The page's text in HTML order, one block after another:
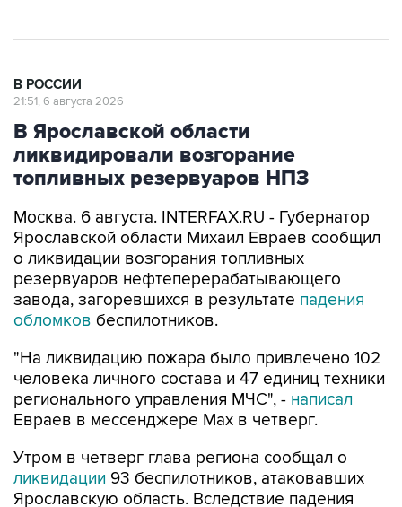
В РОССИИ
21:51, 6 августа 2026
В Ярославской области
ликвидировали возгорание
топливных резервуаров НПЗ
Москва. 6 августа. INTERFAX.RU - Губернатор
Ярославской области Михаил Евраев сообщил
о ликвидации возгорания топливных
резервуаров нефтеперерабатывающего
завода, загоревшихся в результате падения
обломков беспилотников.
"На ликвидацию пожара было привлечено 102
человека личного состава и 47 единиц техники
регионального управления МЧС", - написал
Евраев в мессенджере Мах в четверг.
Утром в четверг глава региона сообщал о
ликвидации 93 беспилотников, атаковавших
Ярославскую область. Вследствие падения